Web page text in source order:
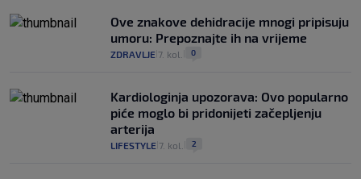
Ove znakove dehidracije mnogi pripisuju
umoru: Prepoznajte ih na vrijeme
ZDRAVLJE 7. kol. 0
Kardiologinja upozorava: Ovo popularno
piće moglo bi pridonijeti začepljenju
arterija
LIFESTYLE 7. kol. 2